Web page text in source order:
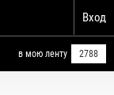
Вход
в мою ленту 2788